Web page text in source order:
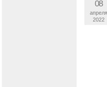
08
апреля
2022